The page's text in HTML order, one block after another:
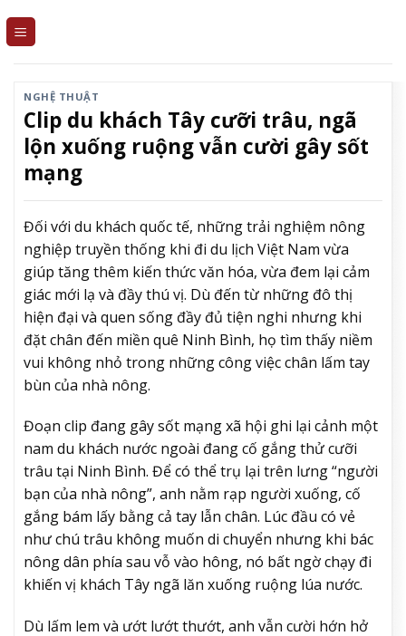
NGHỆ THUẬT
Clip du khách Tây cưỡi trâu, ngã
lộn xuống ruộng vẫn cười gây sốt
mạng
Đối với du khách quốc tế, những trải nghiệm nông
nghiệp truyền thống khi đi du lịch Việt Nam vừa
giúp tăng thêm kiến thức văn hóa, vừa đem lại cảm
giác mới lạ và đầy thú vị. Dù đến từ những đô thị
hiện đại và quen sống đầy đủ tiện nghi nhưng khi
đặt chân đến miền quê Ninh Bình, họ tìm thấy niềm
vui không nhỏ trong những công việc chân lấm tay
bùn của nhà nông.
Đoạn clip đang gây sốt mạng xã hội ghi lại cảnh một
nam du khách nước ngoài đang cố gắng thử cưỡi
trâu tại Ninh Bình. Để có thể trụ lại trên lưng “người
bạn của nhà nông”, anh nằm rạp người xuống, cố
gắng bám lấy bằng cả tay lẫn chân. Lúc đầu có vẻ
như chú trâu không muốn di chuyển nhưng khi bác
nông dân phía sau vỗ vào hông, nó bất ngờ chạy đi
khiến vị khách Tây ngã lăn xuống ruộng lúa nước.
Dù lấm lem và ướt lướt thướt, anh vẫn cười hớn hở